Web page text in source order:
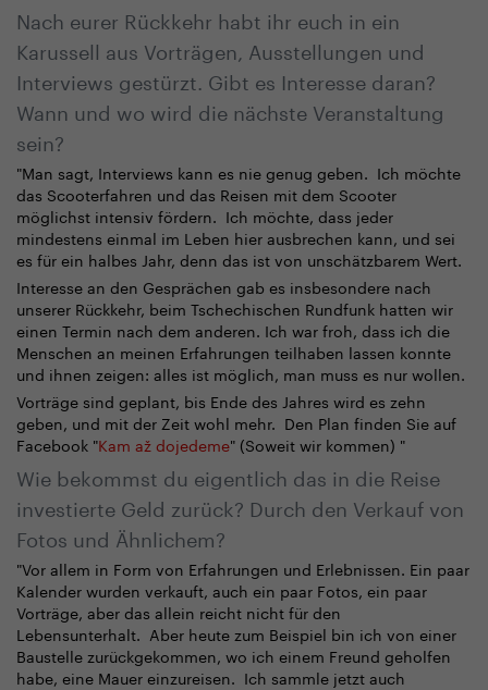
Nach eurer Rückkehr habt ihr euch in ein
Karussell aus Vorträgen, Ausstellungen und
Interviews gestürzt. Gibt es Interesse daran?
Wann und wo wird die nächste Veranstaltung
sein?
"Man sagt, Interviews kann es nie genug geben. Ich möchte
das Scooterfahren und das Reisen mit dem Scooter
möglichst intensiv fördern. Ich möchte, dass jeder
mindestens einmal im Leben hier ausbrechen kann, und sei
es für ein halbes Jahr, denn das ist von unschätzbarem Wert.
Interesse an den Gesprächen gab es insbesondere nach
unserer Rückkehr, beim Tschechischen Rundfunk hatten wir
einen Termin nach dem anderen. Ich war froh, dass ich die
Menschen an meinen Erfahrungen teilhaben lassen konnte
und ihnen zeigen: alles ist möglich, man muss es nur wollen.
Vorträge sind geplant, bis Ende des Jahres wird es zehn
geben, und mit der Zeit wohl mehr. Den Plan finden Sie auf
Facebook "Kam až dojedeme" (Soweit wir kommen) "
Wie bekommst du eigentlich das in die Reise
investierte Geld zurück? Durch den Verkauf von
Fotos und Ähnlichem?
"Vor allem in Form von Erfahrungen und Erlebnissen. Ein paar
Kalender wurden verkauft, auch ein paar Fotos, ein paar
Vorträge, aber das allein reicht nicht für den
Lebensunterhalt. Aber heute zum Beispiel bin ich von einer
Baustelle zurückgekommen, wo ich einem Freund geholfen
habe, eine Mauer einzureisen. Ich sammle jetzt auch